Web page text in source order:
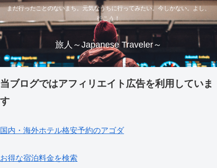
まだ行ったことのないまち。元気なうちに行ってみたい。今しかない。よし、
行こう！
旅人～Japanese Traveler～
当ブログではアフィリエイト広告を利用していま
す
国内・海外ホテル格安予約のアゴダ
お得な宿泊料金を検索